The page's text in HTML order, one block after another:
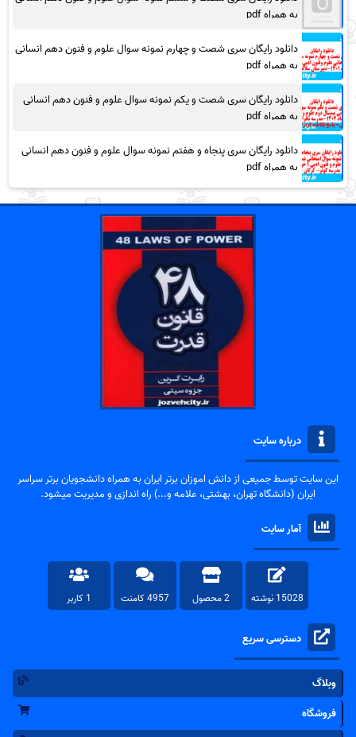
به همراه pdf
دانلود رایگان سری شصت و چهارم نمونه سوال علوم و فنون دهم انسانی
به همراه pdf
دانلود رایگان سری شصت و یکم نمونه سوال علوم و فنون دهم انسانی
به همراه pdf
دانلود رایگان سری پنجاه و هفتم نمونه سوال علوم و فنون دهم انسانی
به همراه pdf
درباره سایت
این سایت توسط جمیعی از دانش اموزان برتر ایران به همراه دانشجویان برتر سراسر
ایران (دانشگاه تهران، بهشتی، علامه و...) راه اندازی و مدیریت میشود.
آمار سایت
15028 نوشته 2 محصول 4957 کامنت 1 کاربر
دسترسی سریع
وبلاگ
فروشگاه